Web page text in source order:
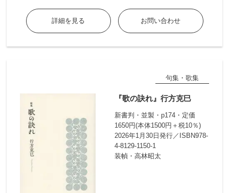
詳細を見る お問い合わせ
句集・歌集
『歌の訣れ』行方克巳
新書判・並製・p174・定価
1650円(本体1500円＋税10％)
2026年1月30日発行／ISBN978-
4-8129-1150-1
装幀・高林昭太